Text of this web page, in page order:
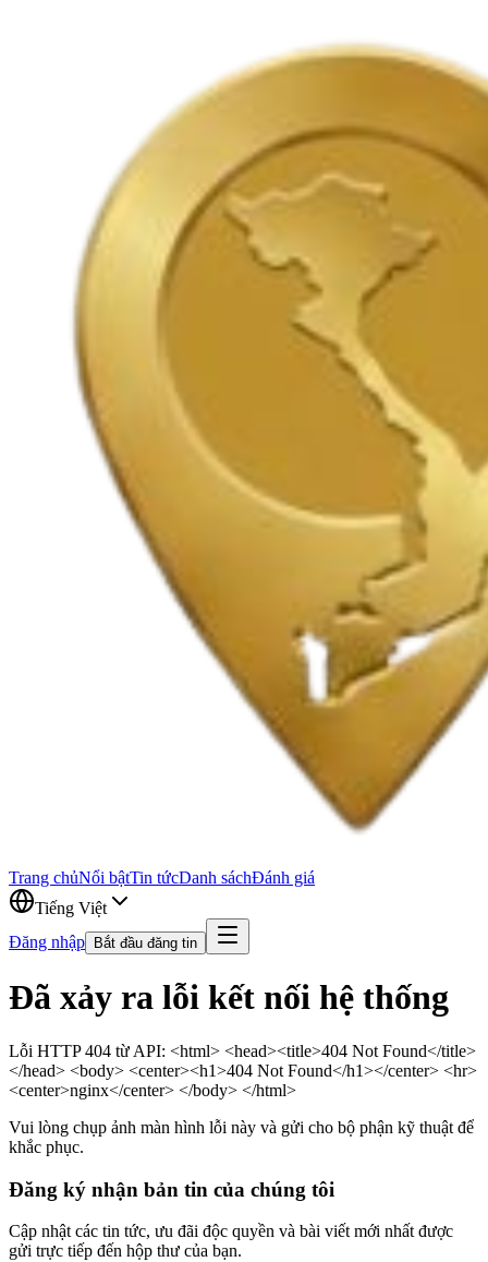
Trang chủNổi bậtTin tứcDanh sáchĐánh giá
Tiếng Việt
Đăng nhập
Bắt đầu đăng tin
Đã xảy ra lỗi kết nối hệ thống
Lỗi HTTP 404 từ API: <html> <head><title>404 Not Found</title>
</head> <body> <center><h1>404 Not Found</h1></center> <hr>
<center>nginx</center> </body> </html>
Vui lòng chụp ảnh màn hình lỗi này và gửi cho bộ phận kỹ thuật để
khắc phục.
Đăng ký nhận bản tin của chúng tôi
Cập nhật các tin tức, ưu đãi độc quyền và bài viết mới nhất được
gửi trực tiếp đến hộp thư của bạn.